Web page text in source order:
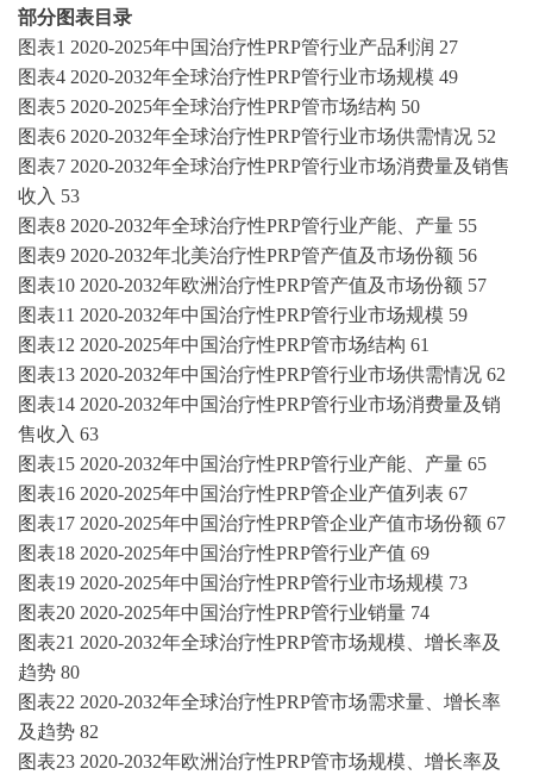
部分图表目录
图表1 2020-2025年中国治疗性PRP管行业产品利润 27
图表4 2020-2032年全球治疗性PRP管行业市场规模 49
图表5 2020-2025年全球治疗性PRP管市场结构 50
图表6 2020-2032年全球治疗性PRP管行业市场供需情况 52
图表7 2020-2032年全球治疗性PRP管行业市场消费量及销售
收入 53
图表8 2020-2032年全球治疗性PRP管行业产能、产量 55
图表9 2020-2032年北美治疗性PRP管产值及市场份额 56
图表10 2020-2032年欧洲治疗性PRP管产值及市场份额 57
图表11 2020-2032年中国治疗性PRP管行业市场规模 59
图表12 2020-2025年中国治疗性PRP管市场结构 61
图表13 2020-2032年中国治疗性PRP管行业市场供需情况 62
图表14 2020-2032年中国治疗性PRP管行业市场消费量及销
售收入 63
图表15 2020-2032年中国治疗性PRP管行业产能、产量 65
图表16 2020-2025年中国治疗性PRP管企业产值列表 67
图表17 2020-2025年中国治疗性PRP管企业产值市场份额 67
图表18 2020-2025年中国治疗性PRP管行业产值 69
图表19 2020-2025年中国治疗性PRP管行业市场规模 73
图表20 2020-2025年中国治疗性PRP管行业销量 74
图表21 2020-2032年全球治疗性PRP管市场规模、增长率及
趋势 80
图表22 2020-2032年全球治疗性PRP管市场需求量、增长率
及趋势 82
图表23 2020-2032年欧洲治疗性PRP管市场规模、增长率及